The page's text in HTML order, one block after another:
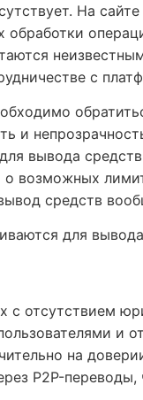
На сайте
обработки
с
и
вывода
о возможных
средств
для
с отсутствием
и
на
P2P-переводы,